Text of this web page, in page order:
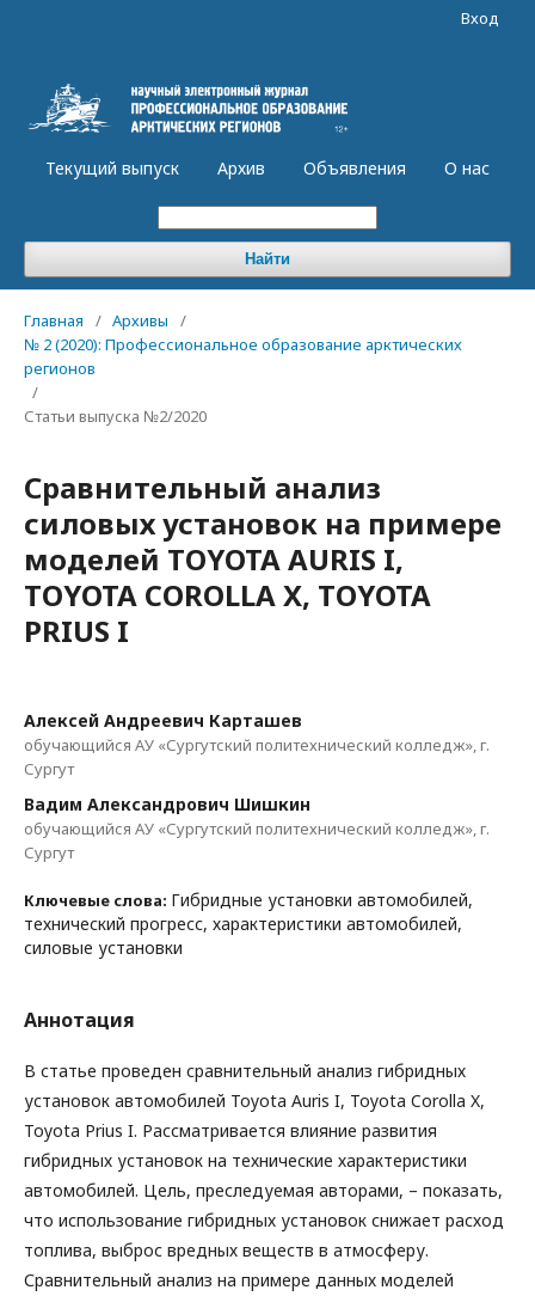
Текущий выпуск Архив Объявления О нас
Найти
Вход
Главная / Архивы
/
№ 2 (2020): Профессиональное образование арктических
регионов
/
Статьи выпуска №2/2020
Сравнительный анализ
силовых установок на примере
моделей TOYOTA AURIS I,
TOYOTA COROLLA X, TOYOTA
PRIUS I
Алексей Андреевич Карташев
обучающийся АУ «Сургутский политехнический колледж», г.
Сургут
Вадим Александрович Шишкин
обучающийся АУ «Сургутский политехнический колледж», г.
Сургут
Ключевые слова: Гибридные установки автомобилей,
технический прогресс, характеристики автомобилей,
силовые установки
Аннотация
В статье проведен сравнительный анализ гибридных
установок автомобилей Toyota Auris I, Toyota Corolla X,
Toyota Prius I. Рассматривается влияние развития
гибридных установок на технические характеристики
автомобилей. Цель, преследуемая авторами, – показать,
что использование гибридных установок снижает расход
топлива, выброс вредных веществ в атмосферу.
Сравнительный анализ на примере данных моделей